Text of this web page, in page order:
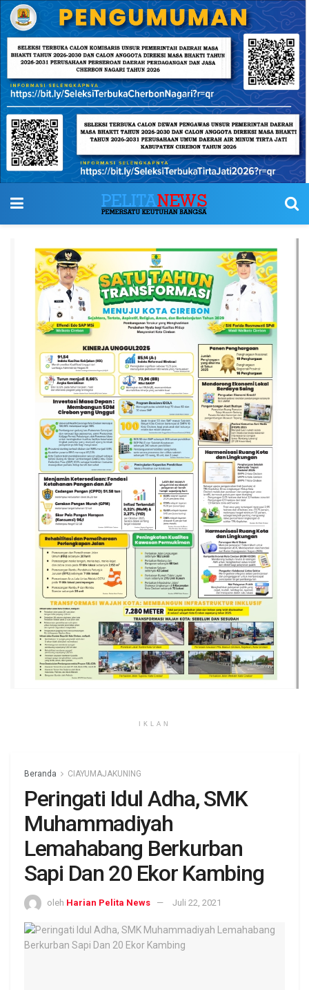
IKLAN
Beranda CIAYUMAJAKUNING
Peringati Idul Adha, SMK
Muhammadiyah
Lemahabang Berkurban
Sapi Dan 20 Ekor Kambing
oleh Harian Pelita News Juli 22, 2021